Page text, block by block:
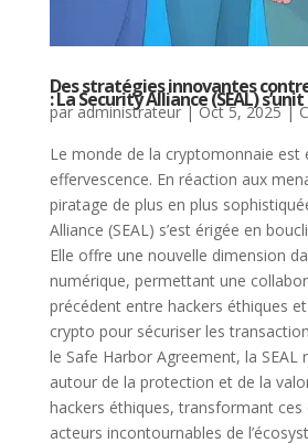
Des stratégies innovantes
: La Security Alliance (SEAL)
paradministrateur|Oct 5, 2025|
Le monde de la cryptomonnaie est
effervescence. En réaction aux
piratage de plus en plus
Alliance (SEAL) s’est érigée en
Elle offre une nouvelle dimension
numérique, permettant une
précédent entre hackers éthiques
crypto pour sécuriser les
le Safe Harbor Agreement, la SEAL
autour de la protection et de la
hackers éthiques, transformant ces
acteurs incontournables de